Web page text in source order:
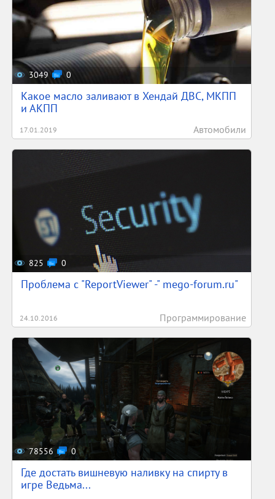
3049 0
Какое масло заливают в Хендай ДВС, МКПП
и АКПП
17.01.2019 Автомобили
825 0
Проблема с "ReportViewer" -" mego-forum.ru"
24.10.2016 Программирование
78556 0
Где достать вишневую наливку на спирту в
игре Ведьма...